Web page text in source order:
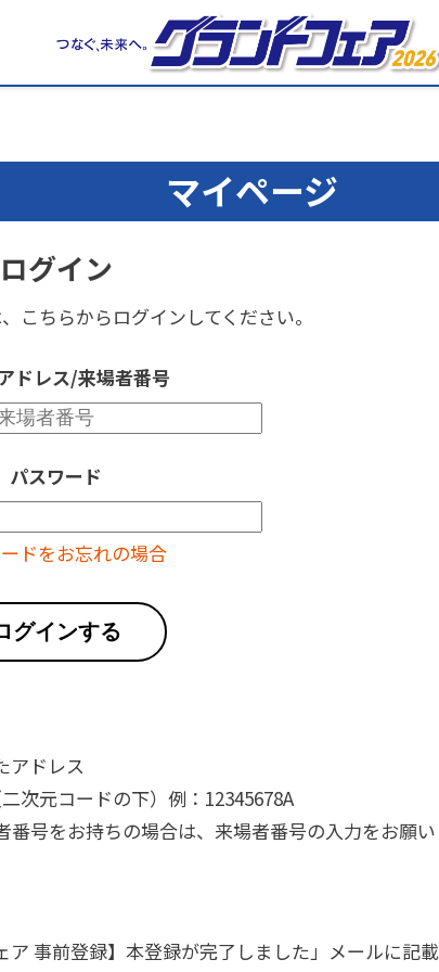
マイページ
ログイン
こちらからログインしてください。
ドレス/来場者番号
パスワード
ドをお忘れの場合
グインする
アドレス
次元コードの下）例：12345678A
号をお持ちの場合は、来場者番号の入力をお願い
事前登録】本登録が完了しました」メールに記載